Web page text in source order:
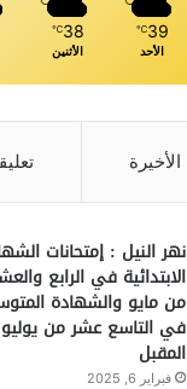
39
℃
الأحد
38
℃
الأثنين
الأخيرة
نهر النيل : إمتحانات
الابتدائية في الرابع
من مايو والشهادة
في التاسع عشر من يوليو
المقبل
فبراير 6, 2025